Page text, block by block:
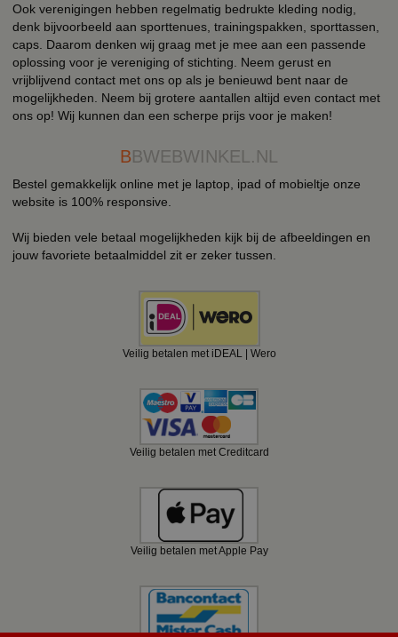
Ook verenigingen hebben regelmatig bedrukte kleding nodig,
denk bijvoorbeeld aan sporttenues, trainingspakken, sporttassen,
caps. Daarom denken wij graag met je mee aan een passende
oplossing voor je vereniging of stichting. Neem gerust en
vrijblijvend contact met ons op als je benieuwd bent naar de
mogelijkheden. Neem bij grotere aantallen altijd even contact met
ons op! Wij kunnen dan een scherpe prijs voor je maken!
BBWEBWINKEL.NL
Bestel gemakkelijk online met je laptop, ipad of mobieltje onze
website is 100% responsive.
Wij bieden vele betaal mogelijkheden kijk bij de afbeeldingen en
jouw favoriete betaalmiddel zit er zeker tussen.
Veilig betalen met iDEAL | Wero
Veilig betalen met Creditcard
Veilig betalen met Apple Pay